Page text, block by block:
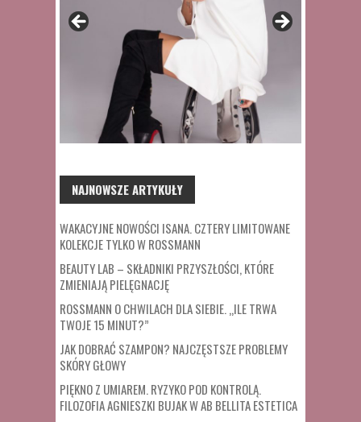
NAJNOWSZE ARTYKUŁY
WAKACYJNE NOWOŚCI ISANA. CZTERY LIMITOWANE
KOLEKCJE TYLKO W ROSSMANN
BEAUTY LAB – SKŁADNIKI PRZYSZŁOŚCI, KTÓRE
ZMIENIAJĄ PIELĘGNACJĘ
ROSSMANN O CHWILACH DLA SIEBIE. „ILE TRWA
TWOJE 15 MINUT?”
JAK DOBRAĆ SZAMPON? NAJCZĘSTSZE PROBLEMY
SKÓRY GŁOWY
PIĘKNO Z UMIAREM. RYZYKO POD KONTROLĄ.
FILOZOFIA AGNIESZKI BUJAK W AB BELLITA ESTETICA